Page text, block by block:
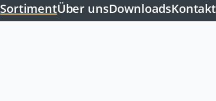
SortimentÜber unsDownloadsKontakt